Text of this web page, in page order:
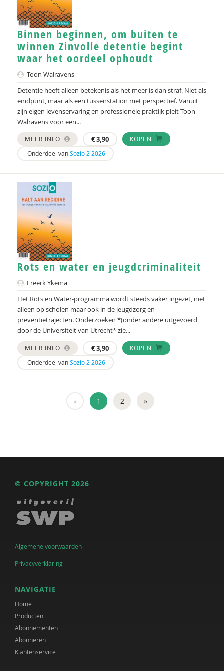
Binnen beginnen, om buiten te
winnen Zinvolle detentie begint
waar het oordeel ophoudt
Toon Walravens
Detentie heeft alleen betekenis als het meer is dan straf. Niet als
eindpunt, maar als een tussenstation met perspectief. Vanuit
zijn eigen levenservaring en professionele praktijk pleit Toon
Walravens voor een...
MEER INFO €3,90
KOPEN
Onderdeel vanSozio 2 2026
Rots en water en jeugdcriminaliteit
Freerk Ykema
Het Rots en Water-programma wordt steeds vaker ingezet, niet
alleen op scholen maar ook in de jeugdzorg en
preventietrajecten. Onderzoeken *(onder andere uitgevoerd
door de Universiteit van Utrecht* zie...
MEER INFO €3,90
KOPEN
Onderdeel vanSozio 2 2026
« 1 2 »
© COPYRIGHT 2026
Algemene voorwaarden
Privacyverklaring
NAVIGATIE
Home
Producten
Abonnementen
Abonneren
Klantenservice